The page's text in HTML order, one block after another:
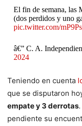
El fin de semana, las
(dos perdidos y uno
pic.twitter.com/
â€” C. A.
2024
Teniendo en cuenta
que se disputaron
empate y 3 derrotas
pendiente su